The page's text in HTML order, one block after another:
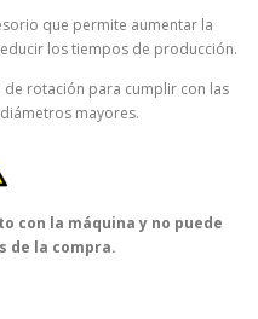
que permite aumentar la
los tiempos de producción.
rotación para cumplir con las
mayores.
con la máquina y no puede
de la compra.